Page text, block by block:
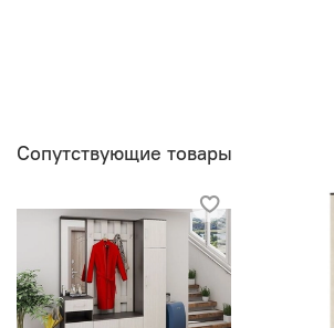
Сопутствующие товары